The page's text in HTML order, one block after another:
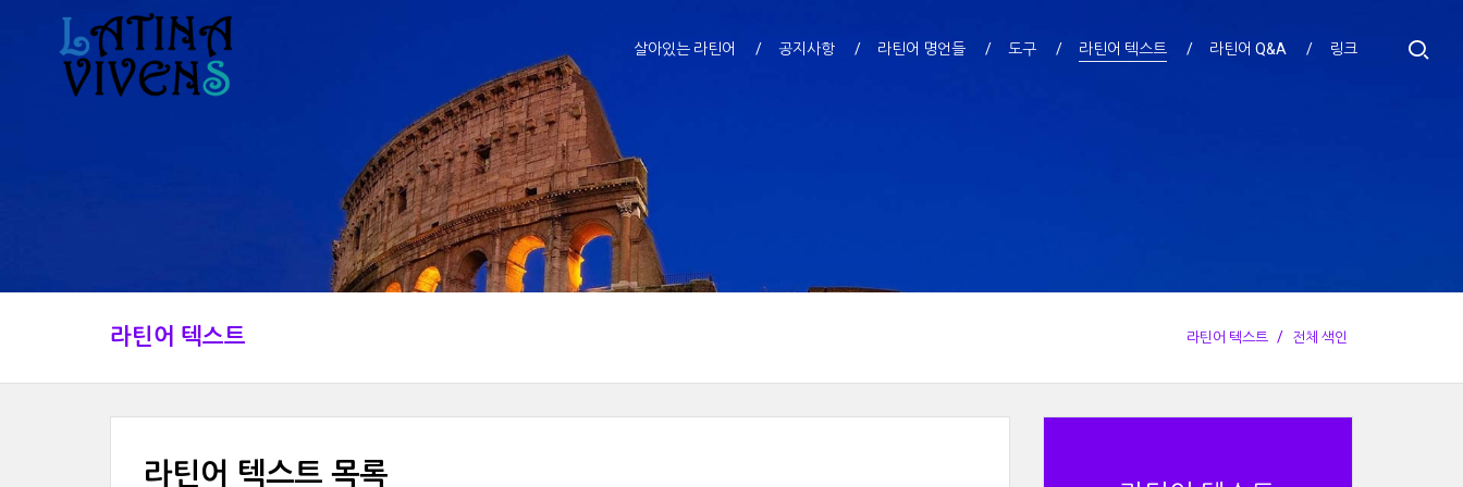
살아있는 라틴어 공지사항 라틴어 명언들 도구 라틴어 텍스트 라틴어 Q&A 링크
라틴어 텍스트 라틴어 텍스트 전체 색인
라틴어 텍스트 목록